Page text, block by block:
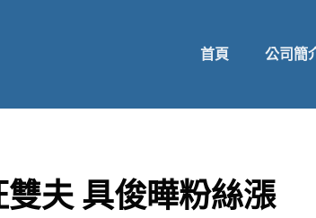
首頁 公司簡
雙夫 具俊曄粉絲漲